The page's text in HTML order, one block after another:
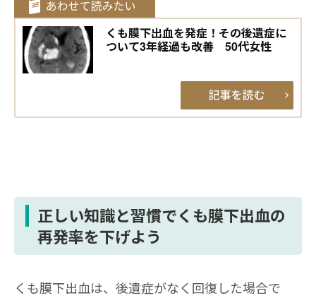
くも膜下出血を発症！その後遺症に
ついて3年経過も改善 50代女性
正しい知識と習慣でくも膜下出血の
再発率を下げよう
くも膜下出血は、後遺症がなく回復した場合で